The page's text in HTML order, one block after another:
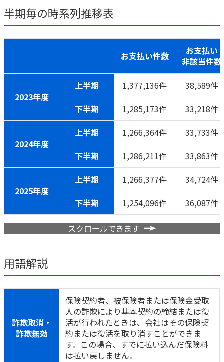
かんぽプラチナライフサービス
ご契約のしおり・約款（Web約款）
お問い合わせ
お問い合わせ
ラジオ体操・みんなの体操
ラジオ体操ポータルサイト
かんぽ生命のサステナビリティ
お客さまの声／お客さまサービス向上の取組み
かんぽジャンクション
半期毎の時系列推移表
お支払い件数
お支払い
非該当件数
2023年度
上半期 1,377,136件
38,589件
下半期
1,285,173件 33,218件
2024年度
上半期 1,266,364件
33,733件
下半期
1,286,211件 33,863件
2025年度
上半期 1,266,377件
34,724件
下半期
1,254,096件 36,087件
スクロールできます
用語解説
詐欺取消・
詐欺無効
保険契約者、被保険者または保険金受取
人の詐欺により基本契約の締結または復
活が行われたときは、会社はその保険契
約または復活を取り消すことができま
す。この場合、すでに払い込んだ保険料
は払い戻しません。